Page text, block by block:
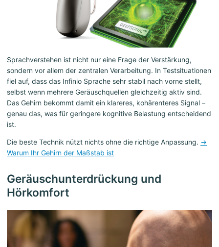
Sprachverstehen ist nicht nur eine Frage der Verstärkung,
sondern vor allem der zentralen Verarbeitung. In Testsituationen
fiel auf, dass das Infinio Sprache sehr stabil nach vorne stellt,
selbst wenn mehrere Geräuschquellen gleichzeitig aktiv sind.
Das Gehirn bekommt damit ein klareres, kohärenteres Signal –
genau das, was für geringere kognitive Belastung entscheidend
ist.
Die beste Technik nützt nichts ohne die richtige Anpassung. →
Warum Ihr Gehirn der Maßstab ist
Geräuschunterdrückung und
Hörkomfort